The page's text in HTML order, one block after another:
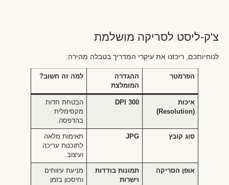
צ'ק-ליסט לסריקה מושלמת
לנוחיותכם, ריכזנו את עיקרי המדריך בטבלה מהירה:
הפרמטר
ההגדרה
המומלצת
למה זה חשוב?
איכות
(Resolution)
300 DPI
הבטחת חדות
מקסימלית
בהדפסה.
סוג קובץ JPG
תאימות מלאה
לתוכנות עריכה
ועיצוב.
אופן הסריקה
תמונות בודדות
וישרות
מניעת עיוותים
וחיסכון בזמן